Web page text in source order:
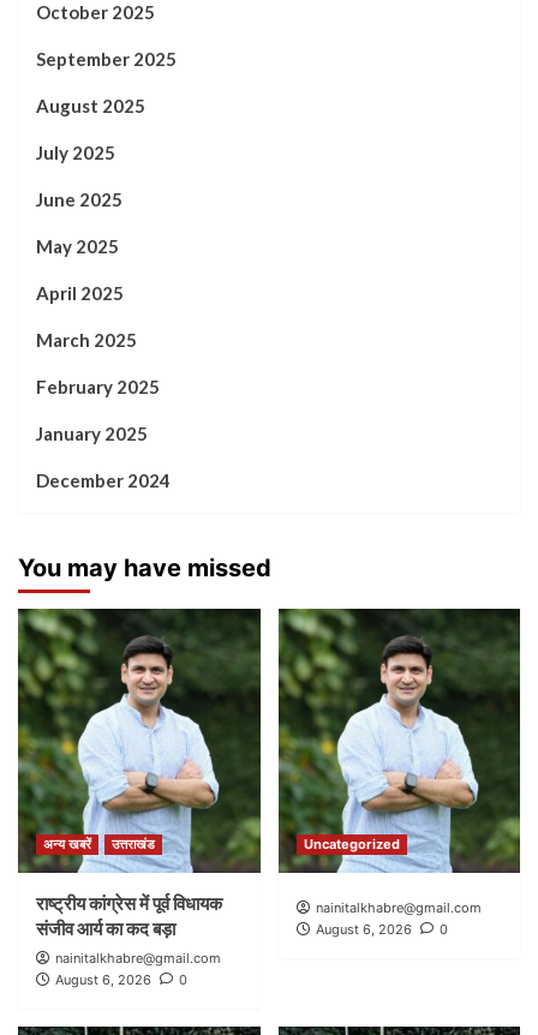
October 2025
September 2025
August 2025
July 2025
June 2025
May 2025
April 2025
March 2025
February 2025
January 2025
December 2024
You may have missed
अन्य खबरें उत्तराखंड
राष्ट्रीय कांग्रेस में पूर्व विधायक
संजीव आर्य का कद बड़ा
nainitalkhabre@gmail.com
August 6, 2026
0
Uncategorized
nainitalkhabre@gmail.com
August 6, 2026
0